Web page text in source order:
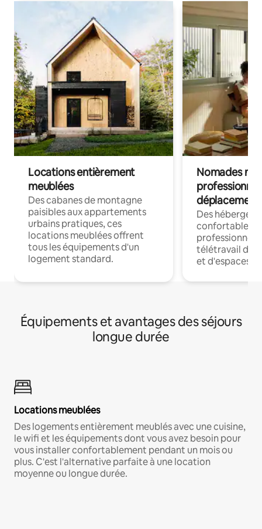
Locations entièrement
meublées
Des cabanes de montagne
paisibles aux appartements
urbains pratiques, ces
locations meublées offrent
tous les équipements d'un
logement standard.
Nomades
déplacement
Des
confortables
professionnels
télétravail
et d'espaces
Équipements et avantages des séjours
longue durée
Locations meublées
Des logements entièrement meublés avec une cuisine,
le wifi et les équipements dont vous avez besoin pour
vous installer confortablement pendant un mois ou
plus. C'est l'alternative parfaite à une location
moyenne ou longue durée.